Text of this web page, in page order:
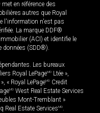
en référence des
autres que Royal
l'information n'est pas
La marque DDF®
(ACI) et identifie le
données (SDD®).
Les bureaux
Royal LePageMD Ltée »,
», « Royal LePageMD Credit
MD West Real Estate Services
Mont-Tremblant »
Real Estate ServicesMD.